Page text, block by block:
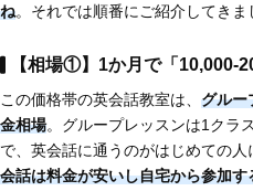
ね。それでは順番にご紹介してきま
【相場①】1か月で「10,000-
この価格帯の英会話教室は、 グルー
金相場。グループレッスンは1クラ
で、英会話に通うのがはじめての
会話は料金が安いし自宅から参加す